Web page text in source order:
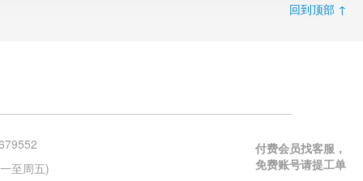
回到顶部 ↑
至周五)
付费会员找客服，
免费账号请提工单